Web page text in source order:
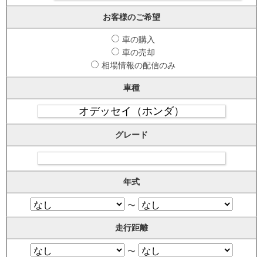
お客様のご希望
車の購入
車の売却
相場情報の配信のみ
車種
グレード
年式
〜
走行距離
〜